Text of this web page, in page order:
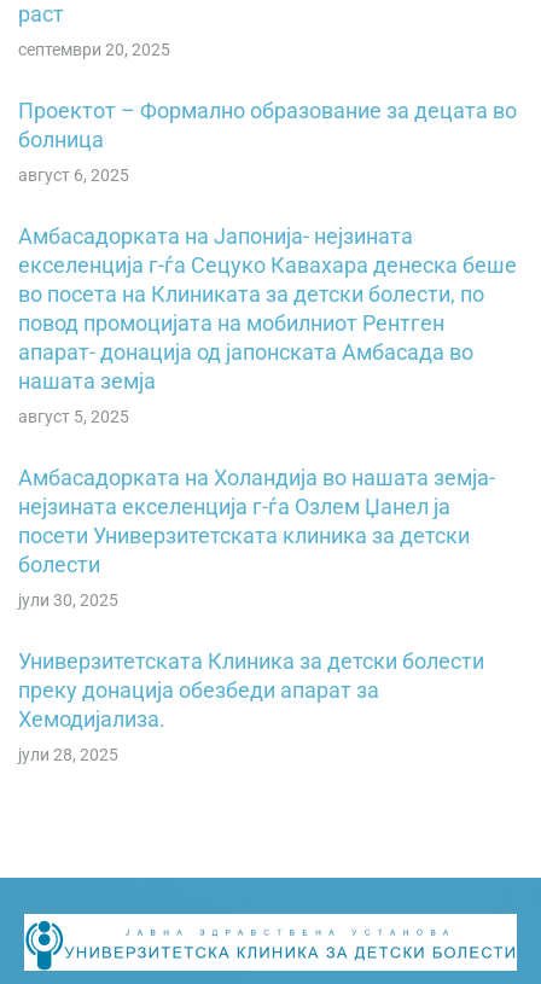
pacт
септември 20, 2025
Проектот – Формално образование за децата во
болница
август 6, 2025
Амбасадорката на Јапонија- нејзината
екселенција г-ѓа Сецуко Кавахара денеска беше
во посета на Клиниката за детски болести, по
повод промоцијата на мобилниот Рентген
апарат- донација од јапонската Амбасада во
нашата земја
август 5, 2025
Амбасадорката на Холандија во нашата земја-
нејзината екселенција г-ѓа Озлем Џанел ја
посети Универзитетската клиника за детски
болести
јули 30, 2025
Универзитетската Клиника за детски болести
преку донација обезбеди апарат за
Хемодијализа.
јули 28, 2025